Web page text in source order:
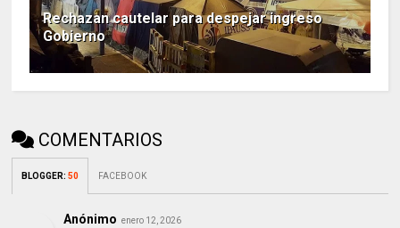
Rechazan cautelar para despejar ingreso
Gobierno
COMENTARIOS
BLOGGER:50 FACEBOOK
Anónimo enero 12, 2026